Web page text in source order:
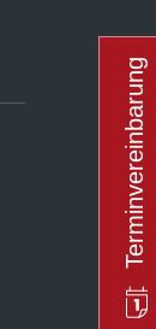
Terminvereinbarung